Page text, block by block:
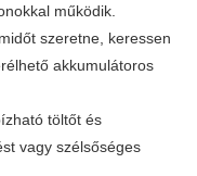
működik.
szeretne, keressen
akkumulátoros
töltőt és
vagy szélsőséges